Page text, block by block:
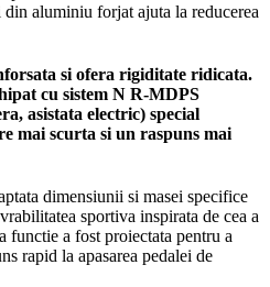
aluminiu forjat ajuta la reducerea
si ofera rigiditate ridicata.
cu sistem N R-MDPS
asistata electric) special
mai scurta si un raspuns mai
dimensiunii si masei specifice
sportiva inspirata de cea a
a fost proiectata pentru a
rapid la apasarea pedalei de